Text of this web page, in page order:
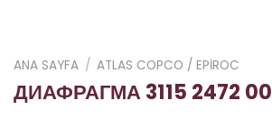
ANA SAYFA / ATLAS COPCO / EPIROC
ДИАФРАГМА 3115 2472 00